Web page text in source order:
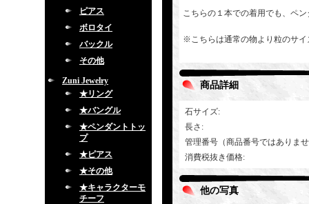
ピアス
ボロタイ
バックル
その他
Zuni Jewelry
★リング
★バングル
★ペンダントトッ
プ
★ピアス
★その他
★キャラクターモ
チーフ
こちらの１本での着用でも、ペ
※こちらは通常の物より粒のサ
商品詳細
石サイズ:
長さ :
管理番号（商品番号ではありま
消費税抜き価格:
他の写真